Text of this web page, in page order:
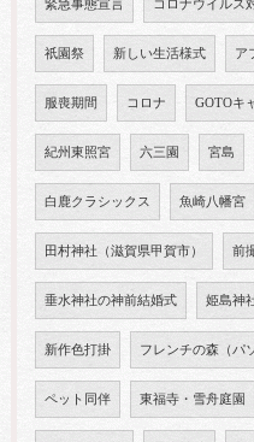
緊急事態宣言 コロナウイルス
祇園祭 新しい生活様式 ア
服喪期間 コロナ GOTOキ
紀州東照宮 六三園 宮島
白鹿クラシックス 魚崎八幡宮
田村神社（滋賀県甲賀市） 前
垂水神社の神前結婚式 姫島神
新作色打掛 フレンチの森（パ
ペット同伴 東福寺・雪舟庭園